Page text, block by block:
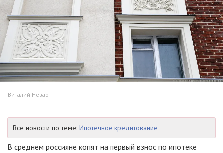
Виталий Невар
Все новости по теме: Ипотечное кредитование
В среднем россияне копят на первый взнос по ипотеке